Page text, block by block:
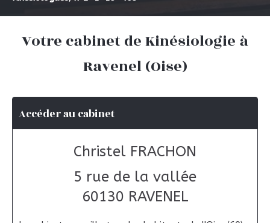
Votre cabinet de Kinésiologie à
Ravenel (Oise)
Accéder au cabinet
Christel FRACHON
5 rue de la vallée
60130 RAVENEL